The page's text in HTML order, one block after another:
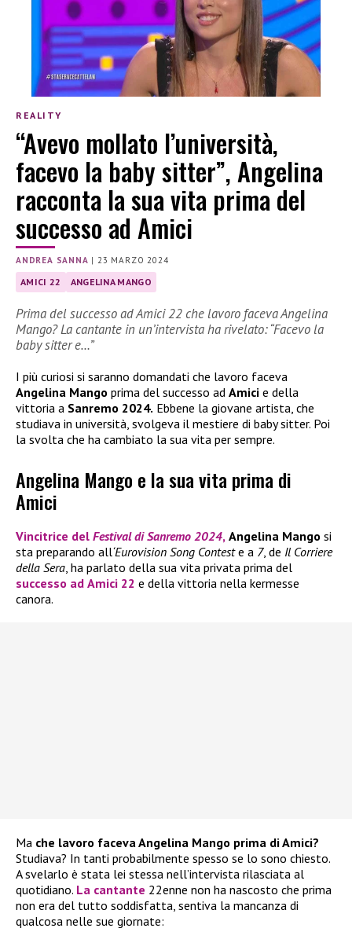
REALITY
“Avevo mollato l’università,
facevo la baby sitter”, Angelina
racconta la sua vita prima del
successo ad Amici
ANDREA SANNA |23 MARZO 2024
AMICI 22 ANGELINA MANGO
Prima del successo ad Amici 22 che lavoro faceva Angelina
Mango? La cantante in un’intervista ha rivelato: “Facevo la
baby sitter e…”
I più curiosi si saranno domandati che lavoro faceva
Angelina Mango prima del successo ad Amici e della
vittoria a Sanremo 2024. Ebbene la giovane artista, che
studiava in università, svolgeva il mestiere di baby sitter. Poi
la svolta che ha cambiato la sua vita per sempre.
Angelina Mango e la sua vita prima di
Amici
Vincitrice del Festival di Sanremo 2024, Angelina Mango si
sta preparando all‘Eurovision Song Conteste a 7, de Il Corriere
della Sera , ha parlato della sua vita privata prima del
successo ad Amici 22 e della vittoria nella kermesse
canora.
Ma che lavoro faceva Angelina Mango prima di Amici?
Studiava? In tanti probabilmente spesso se lo sono chiesto.
A svelarlo è stata lei stessa nell’intervista rilasciata al
quotidiano. La cantante 22enne non ha nascosto che prima
non era del tutto soddisfatta, sentiva la mancanza di
qualcosa nelle sue giornate: